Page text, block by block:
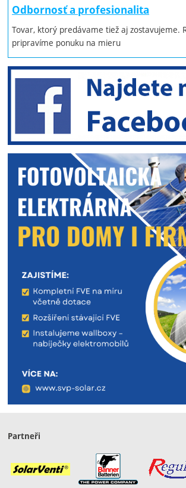
Odbornosť a profesionalita
Tovar, ktorý predávame tiež aj zostavujeme.
pripravíme ponuku na mieru
Partneři